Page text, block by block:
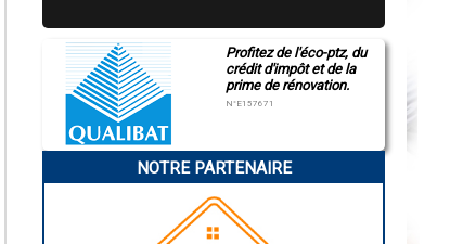
Profitez de l'éco-ptz, du
crédit d'impôt et de la
prime de rénovation.
N°E157671
NOTRE PARTENAIRE